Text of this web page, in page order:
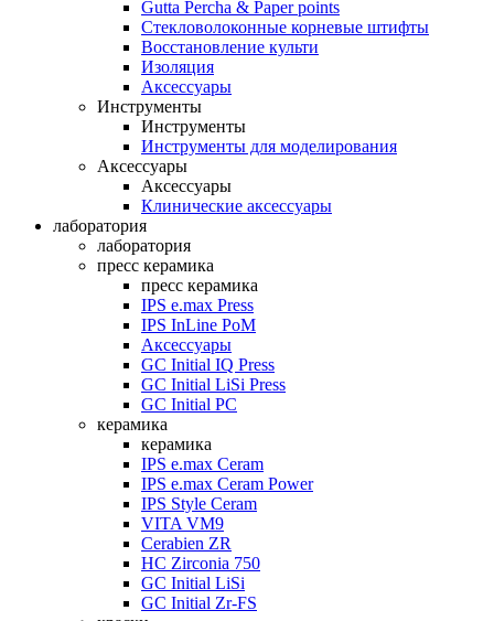
Gutta Percha & Paper points
Стекловолоконные корневые штифты
Восстановление культи
Изоляция
Аксессуары
Инструменты
Инструменты
Инструменты для моделирования
Аксессуары
Аксессуары
Клинические аксессуары
лаборатория
лаборатория
пресс керамика
пресс керамика
IPS e.max Press
IPS InLine PoM
Аксессуары
GC Initial IQ Press
GC Initial LiSi Press
GC Initial PC
керамика
керамика
IPS e.max Ceram
IPS e.max Ceram Power
IPS Style Ceram
VITA VM9
Cerabien ZR
HC Zirconia 750
GC Initial LiSi
GC Initial Zr-FS